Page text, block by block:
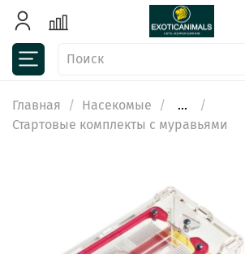
Главная Насекомые
...
Стартовые комплекты с муравьями